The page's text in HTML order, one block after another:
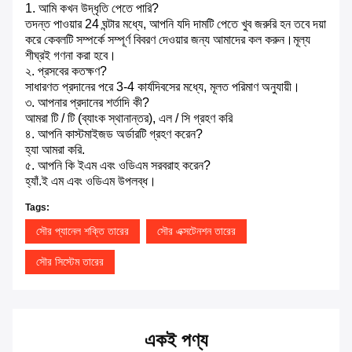
1. আমি কখন উদ্ধৃতি পেতে পারি?
তদন্ত পাওয়ার 24 ঘন্টার মধ্যে, আপনি যদি দামটি পেতে খুব জরুরি হন তবে দয়া
করে কেবলটি সম্পর্কে সম্পূর্ণ বিবরণ দেওয়ার জন্য আমাদের কল করুন।মূল্য
শীঘ্রই গণনা করা হবে।
২. প্রসবের কতক্ষণ?
সাধারণত প্রদানের পরে 3-4 কার্যদিবসের মধ্যে, মূলত পরিমাণ অনুযায়ী।
৩. আপনার প্রদানের শর্তাদি কী?
আমরা টি / টি (ব্যাংক স্থানান্তর), এল / সি গ্রহণ করি
৪. আপনি কাস্টমাইজড অর্ডারটি গ্রহণ করেন?
হ্যা আমরা করি.
৫. আপনি কি ইএম এবং ওডিএম সরবরাহ করেন?
হ্যাঁ.ই এম এবং ওডিএম উপলব্ধ।
Tags:
সৌর প্যানেল শক্তি তারের সৌর এক্সটেনশন তারের
সৌর সিস্টেম তারের
একই পণ্য